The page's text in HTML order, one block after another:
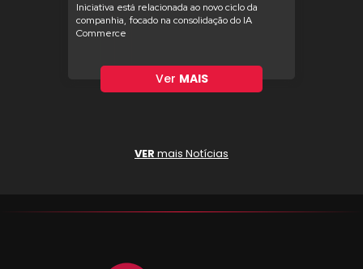
Iniciativa está relacionada ao novo ciclo da
companhia, focado na consolidação do IA
Commerce
Ver MAIS
VER mais Notícias